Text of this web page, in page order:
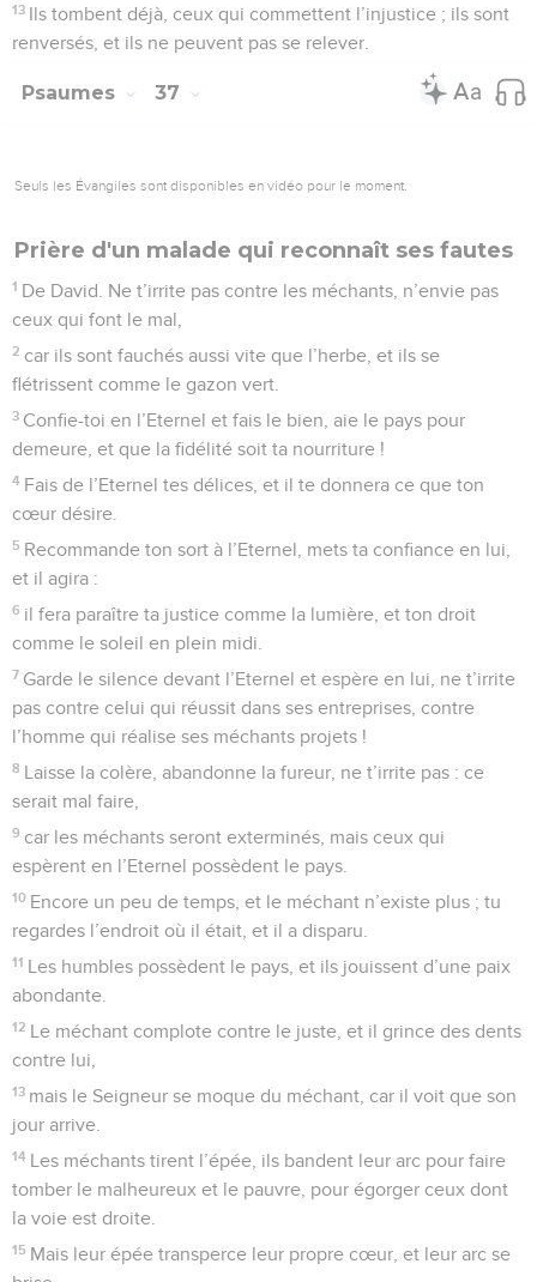
13 Ils tombent déjà, ceux qui commettent l’injustice ; ils sont
renversés, et ils ne peuvent pas se relever.
Psaumes 37
Seuls les Évangiles sont disponibles en vidéo pour le moment.
Prière d'un malade qui reconnaît ses fautes
1 De David. Ne t’irrite pas contre les méchants, n’envie pas
ceux qui font le mal,
2 car ils sont fauchés aussi vite que l’herbe, et ils se
flétrissent comme le gazon vert.
3 Confie-toi en l’Eternel et fais le bien, aie le pays pour
demeure, et que la fidélité soit ta nourriture !
4 Fais de l’Eternel tes délices, et il te donnera ce que ton
cœur désire.
5 Recommande ton sort à l’Eternel, mets ta confiance en lui,
et il agira :
6 il fera paraître ta justice comme la lumière, et ton droit
comme le soleil en plein midi.
7 Garde le silence devant l’Eternel et espère en lui, ne t’irrite
pas contre celui qui réussit dans ses entreprises, contre
l’homme qui réalise ses méchants projets !
8 Laisse la colère, abandonne la fureur, ne t’irrite pas : ce
serait mal faire,
9 car les méchants seront exterminés, mais ceux qui
espèrent en l’Eternel possèdent le pays.
10 Encore un peu de temps, et le méchant n’existe plus ; tu
regardes l’endroit où il était, et il a disparu.
11 Les humbles possèdent le pays, et ils jouissent d’une paix
abondante.
12 Le méchant complote contre le juste, et il grince des dents
contre lui,
13 mais le Seigneur se moque du méchant, car il voit que son
jour arrive.
14 Les méchants tirent l’épée, ils bandent leur arc pour faire
tomber le malheureux et le pauvre, pour égorger ceux dont
la voie est droite.
15 Mais leur épée transperce leur propre cœur, et leur arc se